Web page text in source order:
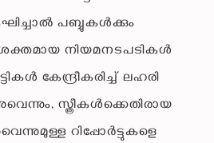
പബ്ബുകൾക്കും
നിയമനടപടികൾ
കേന്ദ്രീകരിച്ച് ലഹരി
സ്ത്രീകൾക്കെതിരായ
റിപ്പോർട്ടുകളെ